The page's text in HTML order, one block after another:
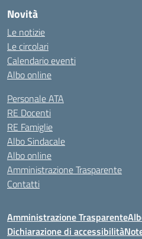
Novità
Le notizie
Le circolari
Calendario eventi
Albo online
Personale ATA
RE Docenti
RE Famiglie
Albo Sindacale
Albo online
Amministrazione Trasparente
Contatti
Amministrazione Trasparente
Dichiarazione di accessibilità